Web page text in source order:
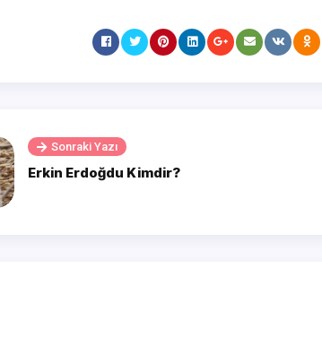
Sonraki Yazı
Erkin Erdoğdu Kimdir?